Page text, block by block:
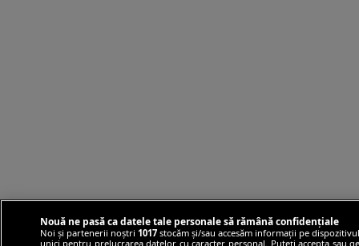
Nouă ne pasă ca datele tale personale să rămână confidențiale
Noi și partenerii noștri 1017stocăm și/sau accesăm informații pe
unici pentru prelucrarea datelor cu caracter personal. Puteți accepta sau